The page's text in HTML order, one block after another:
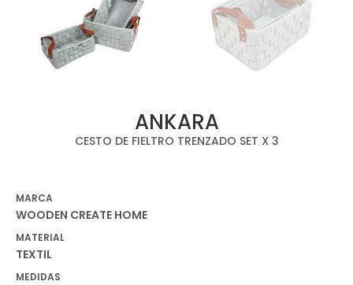
ANKARA
CESTO DE FIELTRO TRENZADO SET X 3
MARCA
WOODEN CREATE HOME
MATERIAL
TEXTIL
MEDIDAS